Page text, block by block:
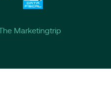
The Marketingtrip